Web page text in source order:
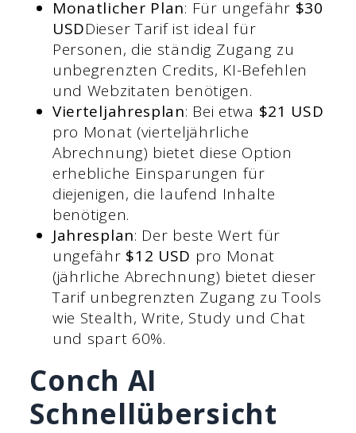
Monatlicher Plan: Für ungefähr $30
USDDieser Tarif ist ideal für
Personen, die ständig Zugang zu
unbegrenzten Credits, KI-Befehlen
und Webzitaten benötigen.
Vierteljahresplan: Bei etwa $21 USD
pro Monat (vierteljährliche
Abrechnung) bietet diese Option
erhebliche Einsparungen für
diejenigen, die laufend Inhalte
benötigen.
Jahresplan: Der beste Wert für
ungefähr $12 USD pro Monat
(jährliche Abrechnung) bietet dieser
Tarif unbegrenzten Zugang zu Tools
wie Stealth, Write, Study und Chat
und spart 60%.
Conch AI
Schnellübersicht